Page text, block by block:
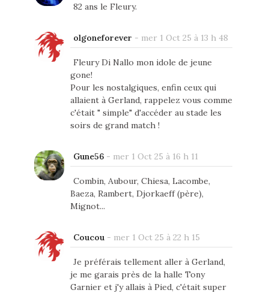
82 ans le Fleury.
olgoneforever - mer 1 Oct 25 à 13 h 48
Fleury Di Nallo mon idole de jeune
gone!
Pour les nostalgiques, enfin ceux qui
allaient à Gerland, rappelez vous comme
c'était " simple" d'accéder au stade les
soirs de grand match !
Gune56- mer 1 Oct 25 à 16 h 11
Combin, Aubour, Chiesa, Lacombe,
Baeza, Rambert, Djorkaeff (père),
Mignot...
Coucou - mer 1 Oct 25 à 22 h 15
Je préférais tellement aller à Gerland,
je me garais près de la halle Tony
Garnier et j'y allais à Pied, c'était super